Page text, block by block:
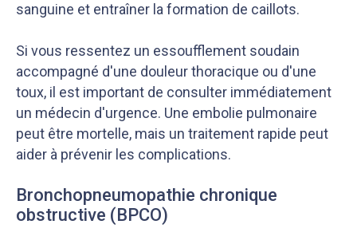
sanguine et entraîner la formation de caillots.
Si vous ressentez un essoufflement soudain
accompagné d'une douleur thoracique ou d'une
toux, il est important de consulter immédiatement
un médecin d'urgence. Une embolie pulmonaire
peut être mortelle, mais un traitement rapide peut
aider à prévenir les complications.
Bronchopneumopathie chronique
obstructive (BPCO)